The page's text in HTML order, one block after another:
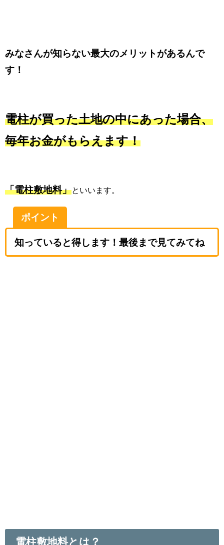
みなさんが知らない最大のメリットがあるんで
す！
電柱が買った土地の中にあった場合、
毎年お金がもらえます！
「電柱敷地料」といいます。
ポイント
知っていると得します！最後まで見てみてね
電柱敷地料とは？